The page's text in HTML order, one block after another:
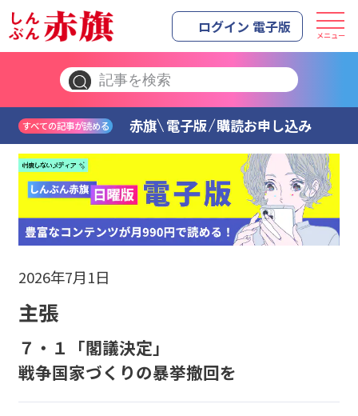
ログイン 電子版 メニュー
すべての記事が読める 赤旗 電子版 購読お申し込み
2026年7月1日
主張
７・１「閣議決定」
戦争国家づくりの暴挙撤回を